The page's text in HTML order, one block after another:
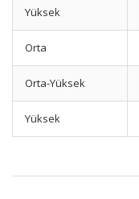
Yüksek
Orta
Orta-Yüksek
Yüksek